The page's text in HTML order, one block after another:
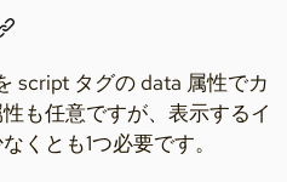
script タグの data 属性でカ
も任意ですが、表示するイ
くとも1つ必要です。